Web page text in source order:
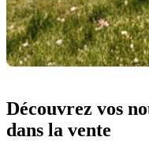
Découvrez vos
dans la vente